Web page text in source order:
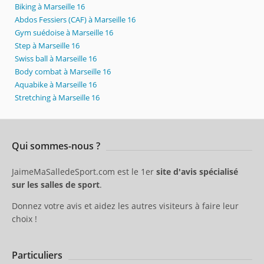
Biking à Marseille 16
Abdos Fessiers (CAF) à Marseille 16
Gym suédoise à Marseille 16
Step à Marseille 16
Swiss ball à Marseille 16
Body combat à Marseille 16
Aquabike à Marseille 16
Stretching à Marseille 16
Qui sommes-nous ?
JaimeMaSalledeSport.com est le 1er site d'avis spécialisé
sur les salles de sport.
Donnez votre avis et aidez les autres visiteurs à faire leur
choix !
Particuliers